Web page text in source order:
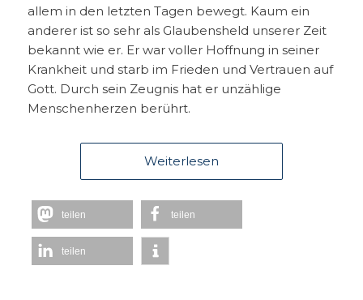
allem in den letzten Tagen bewegt. Kaum ein
anderer ist so sehr als Glaubensheld unserer Zeit
bekannt wie er. Er war voller Hoffnung in seiner
Krankheit und starb im Frieden und Vertrauen auf
Gott. Durch sein Zeugnis hat er unzählige
Menschenherzen berührt.
Weiterlesen
teilen teilen
teilen